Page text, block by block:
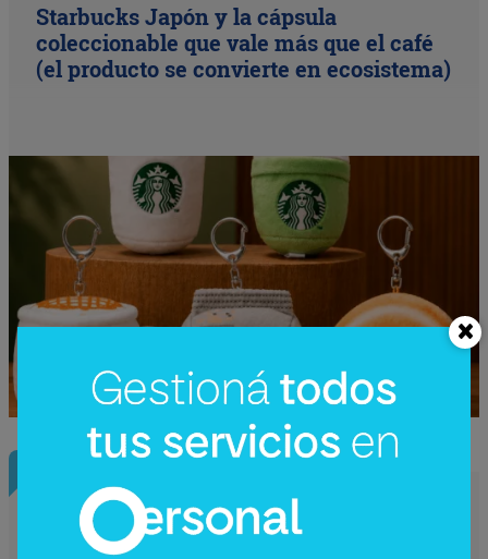
Starbucks Japón y la cápsula
coleccionable que vale más que el café
(el producto se convierte en ecosistema)
¿Una nueva hidroeléctrica binacional?